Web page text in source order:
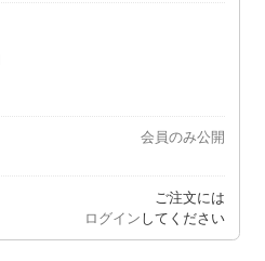
会員のみ公開
ご注文には
ログイン してください